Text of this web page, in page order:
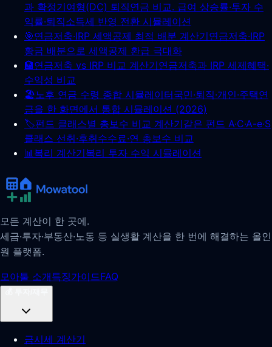
과 확정기여형(DC) 퇴직연금 비교. 급여 상승률·투자 수
익률·퇴직소득세 반영 전환 시뮬레이션
🎯연금저축·IRP 세액공제 최적 배분 계산기연금저축·IRP
황금 배분으로 세액공제 환급 극대화
🏦연금저축 vs IRP 비교 계산기연금저축과 IRP 세제혜택·
수익성 비교
🏖️노후 연금 수령 종합 시뮬레이터국민·퇴직·개인·주택연
금을 한 화면에서 통합 시뮬레이션 (2026)
🏷️펀드 클래스별 총보수 비교 계산기같은 펀드 A·C·A-e·S
클래스 선취·후취수수료·연 총보수 비교
📊복리 계산기복리 투자 수익 시뮬레이션
모든 계산이 한 곳에.
세금·투자·부동산·노동 등 실생활 계산을 한 번에 해결하는 올인
원 플랫폼.
모아툴 소개특징가이드FAQ
금시세 계산기